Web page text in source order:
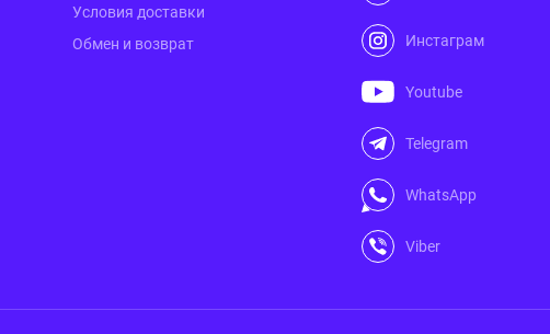
Условия доставки
Обмен и возврат
Инстаграм
Youtube
Telegram
WhatsApp
Viber